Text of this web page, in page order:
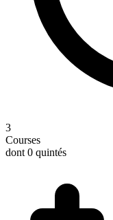
3
Courses
dont 0 quintés